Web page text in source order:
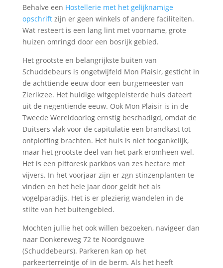
Behalve een Hostellerie met het gelijknamige
opschriftzijn er geen winkels of andere faciliteiten.
Wat resteert is een lang lint met voorname, grote
huizen omringd door een bosrijk gebied.
Het grootste en belangrijkste buiten van
Schuddebeurs is ongetwijfeld Mon Plaisir, gesticht in
de achttiende eeuw door een burgemeester van
Zierikzee. Het huidige witgepleisterde huis dateert
uit de negentiende eeuw. Ook Mon Plaisir is in de
Tweede Wereldoorlog ernstig beschadigd, omdat de
Duitsers vlak voor de capitulatie een brandkast tot
ontploffing brachten. Het huis is niet toegankelijk,
maar het grootste deel van het park eromheen wel.
Het is een pittoresk parkbos van zes hectare met
vijvers. In het voorjaar zijn er zgn stinzenplanten te
vinden en het hele jaar door geldt het als
vogelparadijs. Het is er plezierig wandelen in de
stilte van het buitengebied.
Mochten jullie het ook willen bezoeken, navigeer dan
naar Donkereweg 72 te Noordgouwe
(Schuddebeurs). Parkeren kan op het
parkeerterreintje of in de berm. Als het heeft